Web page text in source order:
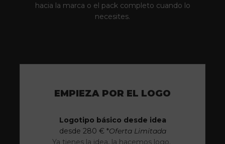
hacia la marca o el pack completo cuando lo
necesites.
EMPIEZA POR EL LOGO
Logotipo básico desde idea
desde 280 € *Oferta Limitada
Ya tienes la idea, la hacemos logo.